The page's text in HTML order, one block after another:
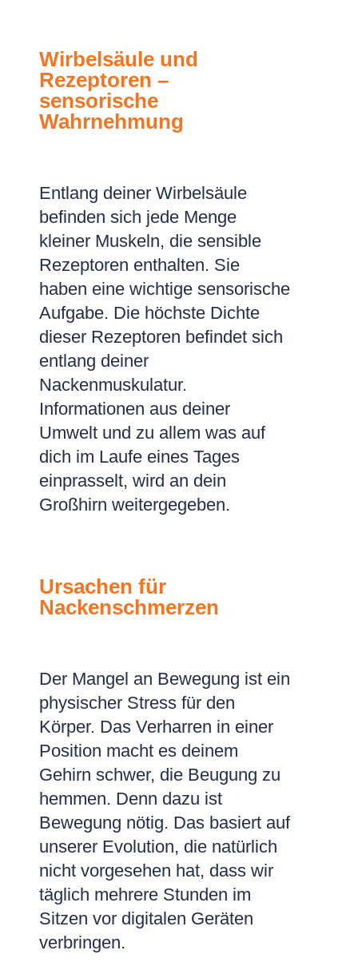
Wirbelsäule und
Rezeptoren –
sensorische
Wahrnehmung
Entlang deiner Wirbelsäule
befinden sich jede Menge
kleiner Muskeln, die sensible
Rezeptoren enthalten. Sie
haben eine wichtige sensorische
Aufgabe. Die höchste Dichte
dieser Rezeptoren befindet sich
entlang deiner
Nackenmuskulatur.
Informationen aus deiner
Umwelt und zu allem was auf
dich im Laufe eines Tages
einprasselt, wird an dein
Großhirn weitergegeben.
Ursachen für
Nackenschmerzen
Der Mangel an Bewegung ist ein
physischer Stress für den
Körper. Das Verharren in einer
Position macht es deinem
Gehirn schwer, die Beugung zu
hemmen. Denn dazu ist
Bewegung nötig. Das basiert auf
unserer Evolution, die natürlich
nicht vorgesehen hat, dass wir
täglich mehrere Stunden im
Sitzen vor digitalen Geräten
verbringen.